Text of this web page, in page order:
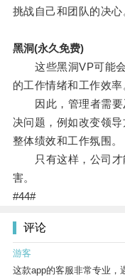
挑战自己和团队的决心
黑洞(永久免费)
这些黑洞VP可能会
的工作情绪和工作效率
因此，管理者需要
决问题，例如改变领
整体绩效和工作氛围。
只有这样，公司才
害。
#44#
评论
游客
这款app的客服非常专业，